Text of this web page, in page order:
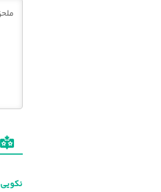
نکویی